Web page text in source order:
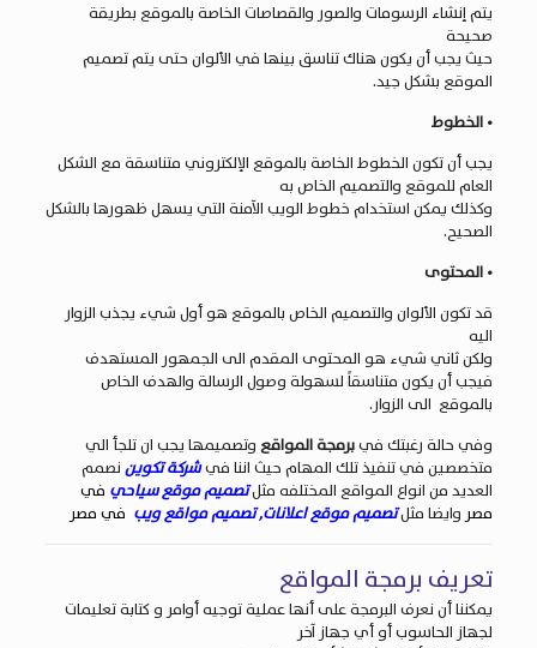
يتم إنشاء الرسومات والصور والقصاصات الخاصة بالموقع بطريقة
صحيحة
حيث يجب أن يكون هناك تناسق بينها في الألوان حتى يتم تصميم
الموقع بشكل جيد.
• الخطوط
يجب أن تكون الخطوط الخاصة بالموقع الإلكتروني متناسقة مع الشكل
العام للموقع والتصميم الخاص به
وكذلك يمكن استخدام خطوط الويب الآمنة التي يسهل ظهورها بالشكل
الصحيح.
• المحتوى
قد تكون الألوان والتصميم الخاص بالموقع هو أول شيء يجذب الزوار
اليه
ولكن ثاني شيء هو المحتوى المقدم الى الجمهور المستهدف
فيجب أن يكون متناسقاً لسهولة وصول الرسالة والهدف الخاص
بالموقع الى الزوار.
وفي حالة رغبتك فيبرمجة المواقعوتصميمها يجب ان تلجأ الي
متخصصين في تنفيذ تلك المهام حيث اننا فيشركة تكويننصمم
العديد من انواع المواقع المختلفه مثلتصميم موقع سياحي في
مصر وايضا مثلتصميم موقع اعلانات,تصميم مواقع ويب في مصر
تعريف برمجة المواقع
يمكننا أن نعرف البرمجة على أنها عملية توجيه أوامر و كتابة تعليمات
لجهاز الحاسوب أو أي جهاز آخر